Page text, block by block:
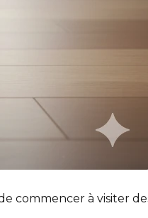
commencer à visiter